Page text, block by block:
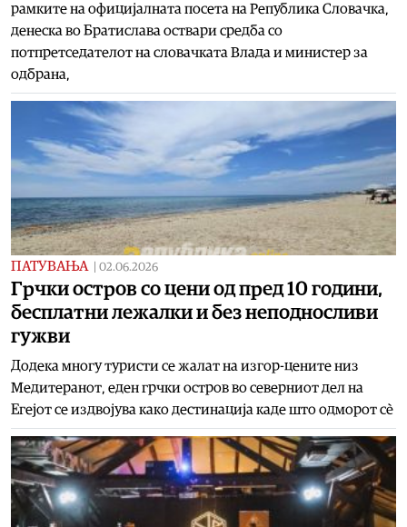
рамките на официјалната посета на Република Словaчка,
денеска во Братислава оствари средба со
потпретседателот на словачката Влада и министер за
одбрана,
ПАТУВАЊА 02.06.2026
Грчки остров со цени од пред 10 години,
бесплатни лежалки и без неподносливи
гужви
Додека многу туристи се жалат на изгор-цените низ
Медитеранот, еден грчки остров во северниот дел на
Егејот се издвојува како дестинација каде што одморот сè